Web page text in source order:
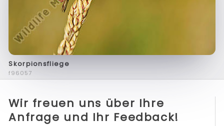
Skorpionsfliege
f96057
Wir freuen uns über Ihre
Anfrage und Ihr Feedback!